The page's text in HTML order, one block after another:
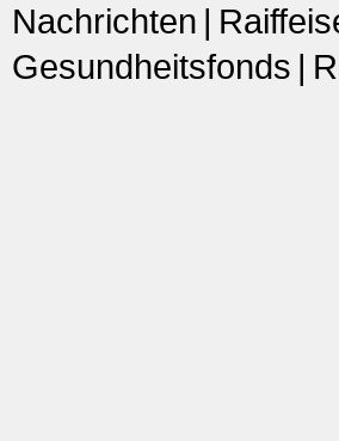
Nachrichten
Gesundheitsfonds